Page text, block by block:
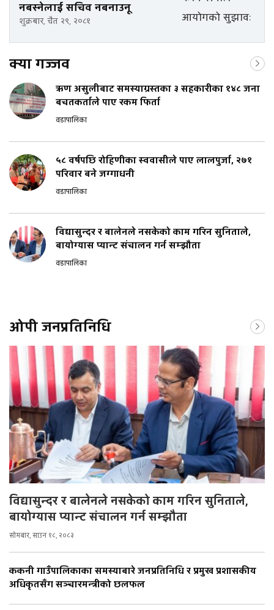
नबस्नेलाई सचिव नबनाउनू
शुक्रबार, चैत २९, २०८१
क्या गज्जव
ऋण असुलीबाट समस्याग्रस्तका ३ सहकारीका १४८ जना
बचतकर्ताले पाए रकम फिर्ता
वडापालिका
५८ वर्षपछि रोहिणीका स्ववासीले पाए लालपुर्जा, २७१
परिवार बने जग्गाधनी
वडापालिका
विद्यासुन्दर र बालेनले नसकेको काम गरिन सुनिताले,
बायोग्यास प्यान्ट संचालन गर्न सम्झौता
वडापालिका
ओपी जनप्रतिनिधि
विद्यासुन्दर र बालेनले नसकेको काम गरिन सुनिताले,
बायोग्यास प्यान्ट संचालन गर्न सम्झौता
सोमबार, साउन १८, २०८३
ककनी गाउँपालिकाका समस्याबारे जनप्रतिनिधि र प्रमुख प्रशासकीय
अधिकृतसँग सञ्चारमन्त्रीको छलफल